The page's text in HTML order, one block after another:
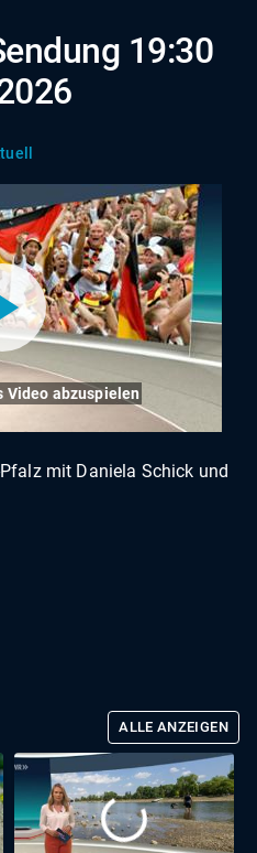
19:30
Video abzuspielen
mit Daniela Schick und
ALLE ANZEIGEN